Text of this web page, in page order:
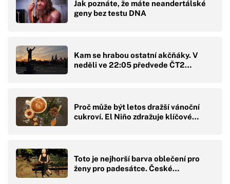
Jak poznáte, že máte neandertálské
geny bez testu DNA
Kam se hrabou ostatní akčňáky. V
neděli ve 22:05 předvede ČT2…
Proč může být letos dražší vánoční
cukroví. El Niño zdražuje klíčové…
Toto je nejhorší barva oblečení pro
ženy pro padesátce. České…